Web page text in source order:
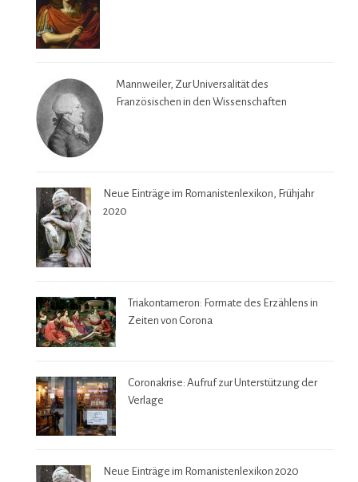
Mannweiler, Zur Universalität des
Französischen in den Wissenschaften
Neue Einträge im Romanistenlexikon, Frühjahr
2020
Triakontameron: Formate des Erzählens in
Zeiten von Corona
Coronakrise: Aufruf zur Unterstützung der
Verlage
Neue Einträge im Romanistenlexikon 2020